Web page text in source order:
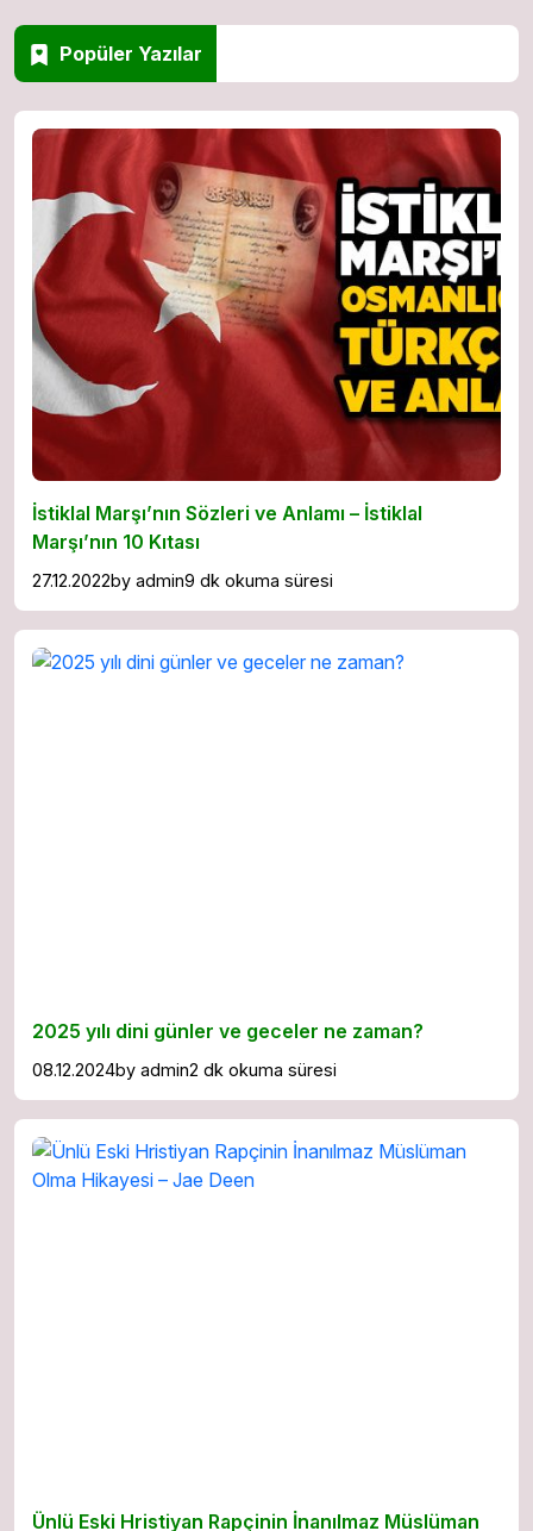
Popüler Yazılar
İstiklal Marşı’nın Sözleri ve Anlamı – İstiklal
Marşı’nın 10 Kıtası
27.12.2022by admin9 dk okuma süresi
2025 yılı dini günler ve geceler ne zaman?
08.12.2024by admin2 dk okuma süresi
Ünlü Eski Hristiyan Rapçinin İnanılmaz Müslüman